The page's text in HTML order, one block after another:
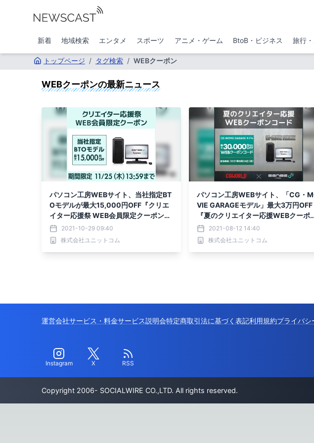
新着 地域検索 エンタメ スポーツ アニメ・ゲーム BtoB・ビジネス 旅行
トップページ / タグ検索 / WEBクーポン
WEBクーポンの最新ニュース
パソコン工房WEBサイト、当社指定BT
Oモデルが最大15,000円OFF『クリエ
イター応援祭 WEB会員限定クーポン』
キャンペーン実施
2021-10-29 09:40
株式会社ユニットコム
パソコン工房WEBサイト、「CG・
VIE GARAGEモデル」最大3万円OFF
『夏のクリエイター応援WEBクーポ
コード』キャンペーン実施
2021-08-12 14:40
株式会社ユニットコム
運営会社サービス・料金サービス説明会特定商取引法に基づく表記利用規約プライバシ
Instagram X RSS
Copyright 2006- SOCIALWIRE CO.,LTD. All rights reserved.